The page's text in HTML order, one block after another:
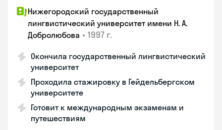
Нижегородский государственный
лингвистический университет имени Н. А.
Добролюбова • 1997 г.
Окончила государственный лингвистический
университет
Проходила стажировку в Гейдельбергском
университете
Готовит к международным экзаменам и
путешествиям